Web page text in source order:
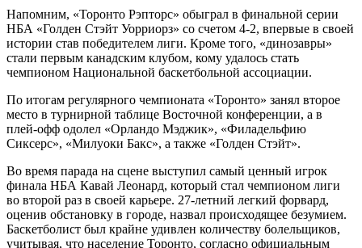
Напомним, «Торонто Рэпторс» обыграл в финальной серии
НБА «Голден Стэйт Уорриорз» со счетом 4-2, впервые в своей
истории став победителем лиги. Кроме того, «динозавры»
стали первым канадским клубом, кому удалось стать
чемпионом Национальной баскетбольной ассоциации.
По итогам регулярного чемпионата «Торонто» занял второе
место в турнирной таблице Восточной конференции, а в
плей-офф одолел «Орландо Мэджик», «Филадельфию
Сиксерс», «Милуоки Бакс», а также «Голден Стэйт».
Во время парада на сцене выступил самый ценный игрок
финала НБА Кавай Леонард, который стал чемпионом лиги
во второй раз в своей карьере. 27-летний легкий форвард,
оценив обстановку в городе, назвал происходящее безумием.
Баскетболист был крайне удивлен количеству болельщиков,
учитывая, что население Торонто, согласно официальным